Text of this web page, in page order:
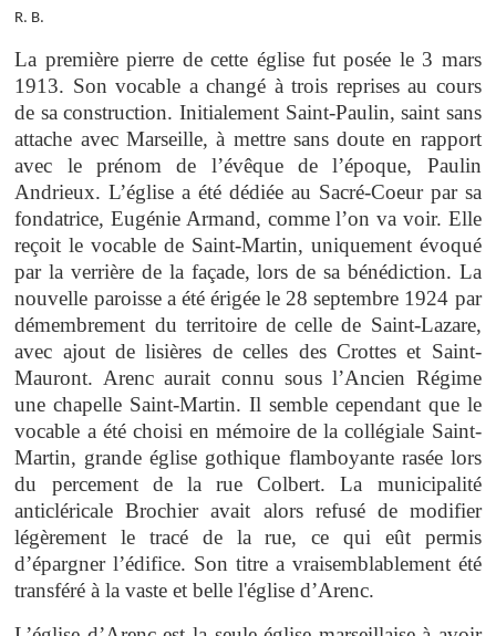
R. B.
La première pierre de cette église fut posée le 3 mars
1913. Son vocable a changé à trois reprises au cours
de sa construction. Initialement Saint-Paulin, saint sans
attache avec Marseille, à mettre sans doute en rapport
avec le prénom de l’évêque de l’époque, Paulin
Andrieux. L’église a été dédiée au Sacré-Coeur par sa
fondatrice, Eugénie Armand, comme l’on va voir. Elle
reçoit le vocable de Saint-Martin, uniquement évoqué
par la verrière de la façade, lors de sa bénédiction. La
nouvelle paroisse a été érigée le 28 septembre 1924 par
démembrement du territoire de celle de Saint-Lazare,
avec ajout de lisières de celles des Crottes et Saint-
Mauront. Arenc aurait connu sous l’Ancien Régime
une chapelle Saint-Martin. Il semble cependant que le
vocable a été choisi en mémoire de la collégiale Saint-
Martin, grande église gothique flamboyante rasée lors
du percement de la rue Colbert. La municipalité
anticléricale Brochier avait alors refusé de modifier
légèrement le tracé de la rue, ce qui eût permis
d’épargner l’édifice. Son titre a vraisemblablement été
transféré à la vaste et belle l'église d’Arenc.